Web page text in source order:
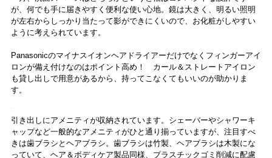
見てください、この絶景。デラックスタイプの客室は、窓枠のデザイ
ンが額縁のようになっていて、まるで絵画を鑑賞するように時間によ
って表情を変える東京の景色を眺めることができます。デイベッドに
きな魅力の一つです。
この客室は西向きのお部屋で、眼下には赤坂御所の緑が広がり、その
向こうには右手に新宿、左手に渋谷、正面には天気がよければ富士山